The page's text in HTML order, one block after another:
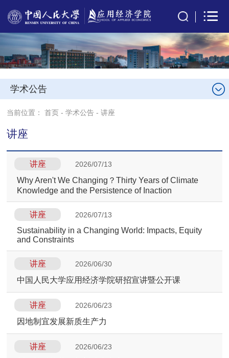
学术公告
当前位置：首页 -学术公告 -讲座
讲座
讲座 2026/07/13
Why Aren't We Changing？Thirty Years of Climate
Knowledge and the Persistence of Inaction
讲座 2026/07/13
Sustainability in a Changing World: Impacts, Equity
and Constraints
讲座 2026/06/30
中国人民大学应用经济学院研招宣讲暨公开课
讲座 2026/06/23
因地制宜发展新质生产力
讲座 2026/06/23